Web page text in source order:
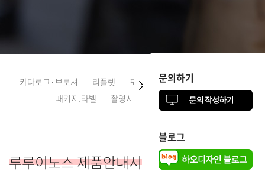
문의하기
블로그
문의하기
블로그
카다로그·브로셔 리플렛 포스터·전단지
패키지.라벨
촬영서비스 다국어디자인
루루이노스 제품안내서